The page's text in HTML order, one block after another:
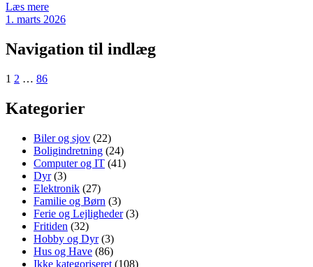
Læs mere
1. marts 2026
Navigation til indlæg
1 2 … 86
Kategorier
Biler og sjov (22)
Boligindretning (24)
Computer og IT (41)
Dyr(3)
Elektronik (27)
Familie og Børn (3)
Ferie og Lejligheder(3)
Fritiden (32)
Hobby og Dyr(3)
Hus og Have (86)
Ikke kategoriseret (108)